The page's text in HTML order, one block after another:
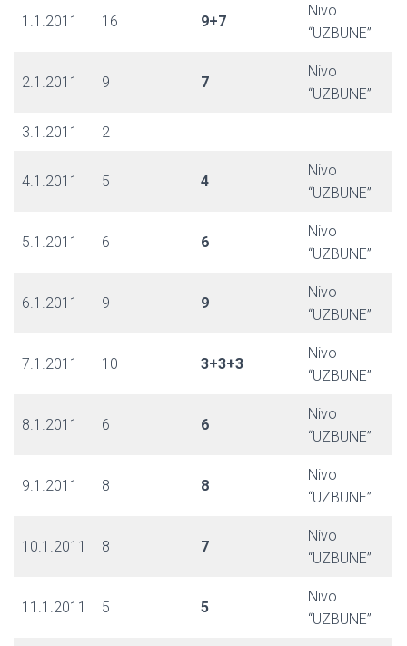
1.1.2011 16 9+7
Nivo
“UZBUNE”
2.1.2011 9 7
Nivo
“UZBUNE”
3.1.2011 2
4.1.2011 5 4
Nivo
“UZBUNE”
5.1.2011 6 6
Nivo
“UZBUNE”
6.1.2011 9 9
Nivo
“UZBUNE”
7.1.2011 10 3+3+3
Nivo
“UZBUNE”
8.1.2011 6 6
Nivo
“UZBUNE”
9.1.2011 8 8
Nivo
“UZBUNE”
10.1.2011 8 7
Nivo
“UZBUNE”
11.1.2011 5 5
Nivo
“UZBUNE”